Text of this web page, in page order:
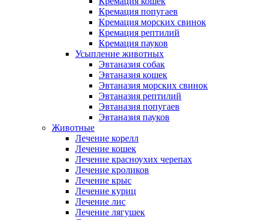
Кремация попугаев
Кремация морских свинок
Кремация рептилий
Кремация пауков
Усыпление животных
Эвтаназия собак
Эвтаназия кошек
Эвтаназия морских свинок
Эвтаназия рептилий
Эвтаназия попугаев
Эвтаназия пауков
Животные
Лечение корелл
Лечение кошек
Лечение красноухих черепах
Лечение кроликов
Лечение крыс
Лечение куриц
Лечение лис
Лечение лягушек